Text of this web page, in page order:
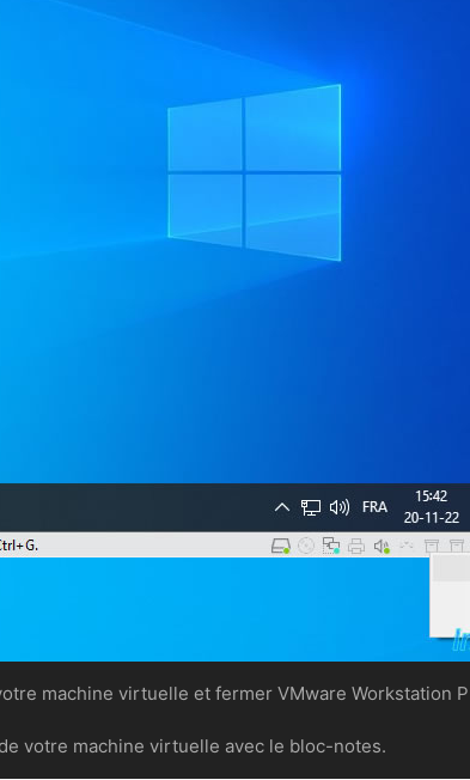
machine virtuelle et fermer VMware Workstation
votre machine virtuelle avec le bloc-notes.